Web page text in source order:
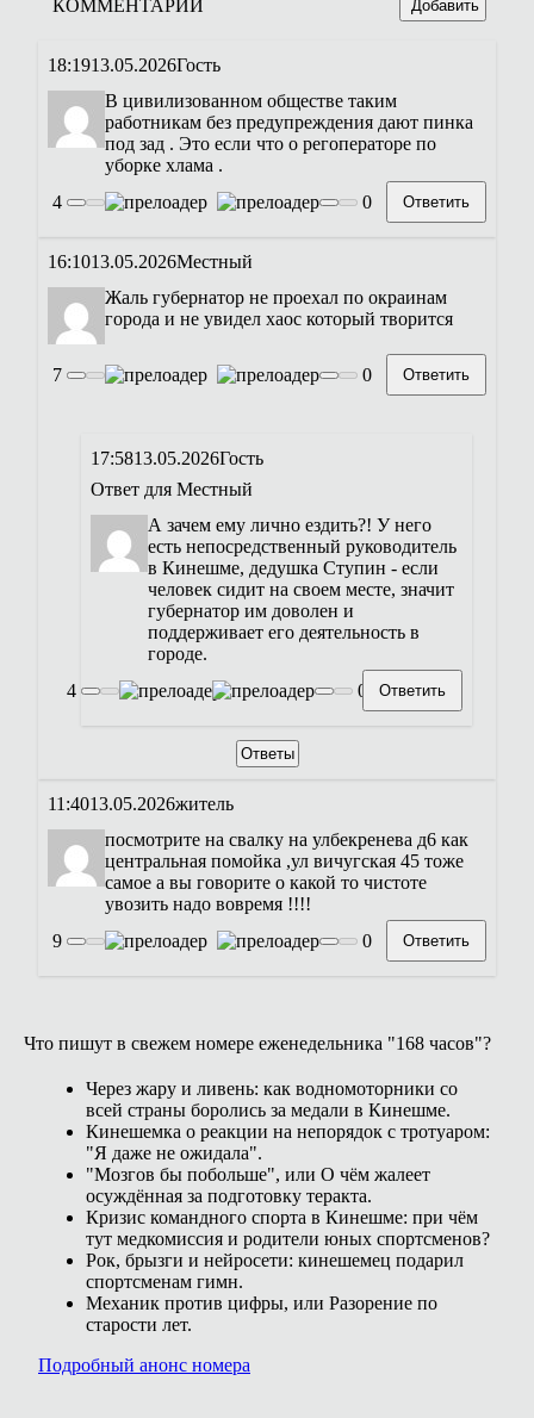
КОММЕНТАРИИ Добавить
18:1913.05.2026Гость
В цивилизованном обществе таким
работникам без предупреждения дают пинка
под зад . Это если что о регоператоре по
уборке хлама .
4
0 Ответить
16:1013.05.2026Местный
Жаль губернатор не проехал по окраинам
города и не увидел хаос который творится
7 0 Ответить
17:5813.05.2026Гость
Ответ для Местный
А зачем ему лично ездить?! У него
есть непосредственный руководитель
в Кинешме, дедушка Ступин - если
человек сидит на своем месте, значит
губернатор им доволен и
поддерживает его деятельность в
городе.
4
0 Ответить
Ответы
11:4013.05.2026житель
посмотрите на свалку на улбекренева д6 как
центральная помойка ,ул вичугская 45 тоже
самое а вы говорите о какой то чистоте
увозить надо вовремя !!!!
9
0 Ответить
Что пишут в свежем номере еженедельника "168 часов"?
Через жару и ливень: как водномоторники со
всей страны боролись за медали в Кинешме.
Кинешемка о реакции на непорядок с тротуаром:
"Я даже не ожидала".
"Мозгов бы побольше", или О чём жалеет
осуждённая за подготовку теракта.
Кризис командного спорта в Кинешме: при чём
тут медкомиссия и родители юных спортсменов?
Рок, брызги и нейросети: кинешемец подарил
спортсменам гимн.
Механик против цифры, или Разорение по
старости лет.
Подробный анонс номера